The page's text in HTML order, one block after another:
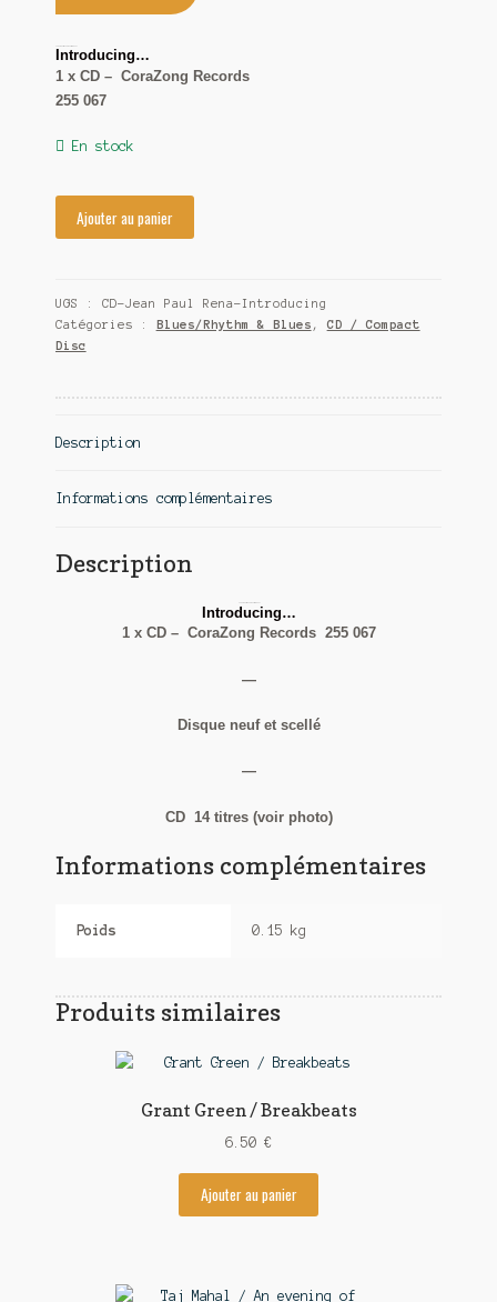
Introducing…
1 x CD – CoraZong Records
255 067
En stock
Ajouter au panier
UGS : CD-Jean Paul Rena-Introducing
Catégories :
Blues/Rhythm & Blues , CD / Compact
Disc
Description
Informations complémentaires
Description
Introducing…
1 x CD – CoraZong Records 255 067
—
Disque neuf et scellé
—
CD 14 titres (voir photo)
Informations complémentaires
Poids 0.15 kg
Produits similaires
Grant Green / Breakbeats
6.50 €
Ajouter au panier